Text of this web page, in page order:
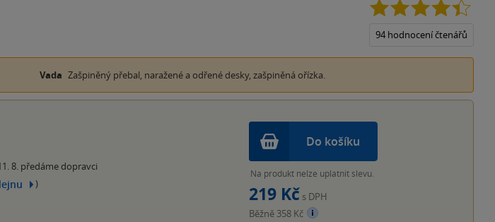
94 hodnocení čtenářů
Vada Zašpiněný přebal, naražené a odřené desky, zašpiněná ořízka.
8. předáme dopravci
)
Do košíku
Na produkt nelze uplatnit slevu.
219 Kč s DPH
Běžně 358 Kč